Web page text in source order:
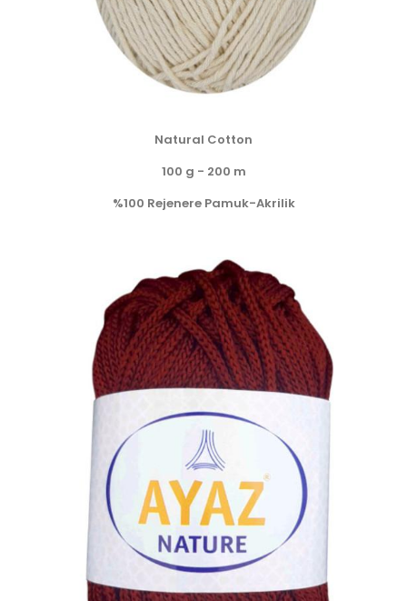
Natural Cotton
100 g - 200 m
%100 Rejenere Pamuk-Akrilik